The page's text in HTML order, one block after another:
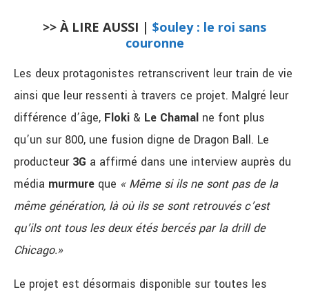
>> À LIRE AUSSI | $ouley : le roi sans
couronne
Les deux protagonistes retranscrivent leur train de vie
ainsi que leur ressenti à travers ce projet. Malgré leur
différence d’âge, Floki & Le Chamal ne font plus
qu’un sur 800, une fusion digne de Dragon Ball. Le
producteur 3G a affirmé dans une interview auprès du
média murmure que « Même si ils ne sont pas de la
même génération, là où ils se sont retrouvés c’est
qu’ils ont tous les deux étés bercés par la drill de
Chicago.»
Le projet est désormais disponible sur toutes les